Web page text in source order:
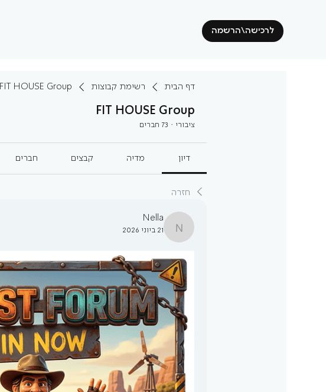
לרכישה\הרשמה
דף הבית רשימת קבוצות FIT HOUSE Group
FIT HOUSE Group
ציבורי · 73 חברים
דיון מדיה קבצים חברים
חזרה
Nella
Nella
21 ביוני 2026